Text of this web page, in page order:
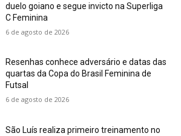
duelo goiano e segue invicto na Superliga
C Feminina
6 de agosto de 2026
Resenhas conhece adversário e datas das
quartas da Copa do Brasil Feminina de
Futsal
6 de agosto de 2026
São Luís realiza primeiro treinamento no